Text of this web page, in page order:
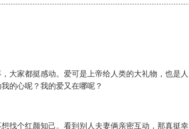
大家都挺感动。爱可是上帝给人类的大礼物，也是人
的心呢？我的爱又在哪呢？
找个红颜知己。看到别人夫妻俩亲密互动，那真挺幸